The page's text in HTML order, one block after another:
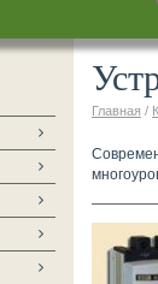
Главная /